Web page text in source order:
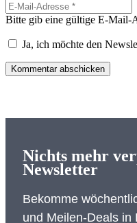
Bitte gib eine gültige E-Mail-
Ja, ich möchte den
Kommentar abschicken
Nichts mehr
Newsletter
Bekomme
und Meilen-Deals in